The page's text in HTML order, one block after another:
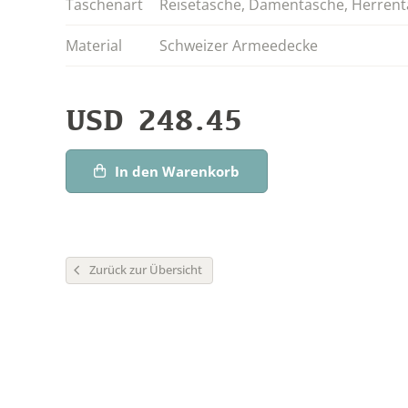
Taschenart Reisetasche, Damentasche,
Material Schweizer Armeedecke
USD 248.45
In den Warenkorb
Zurück zur Übersicht